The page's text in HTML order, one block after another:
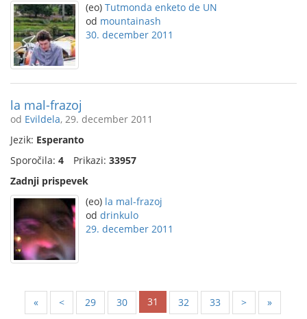
(eo) Tutmonda enketo de UN
od mountainash
30. december 2011
la mal-frazoj
od Evildela, 29. december 2011
Jezik: Esperanto
Sporočila: 4 Prikazi: 33957
Zadnji prispevek
(eo) la mal-frazoj
od drinkulo
29. december 2011
« < 29 30 31 32 33 > »